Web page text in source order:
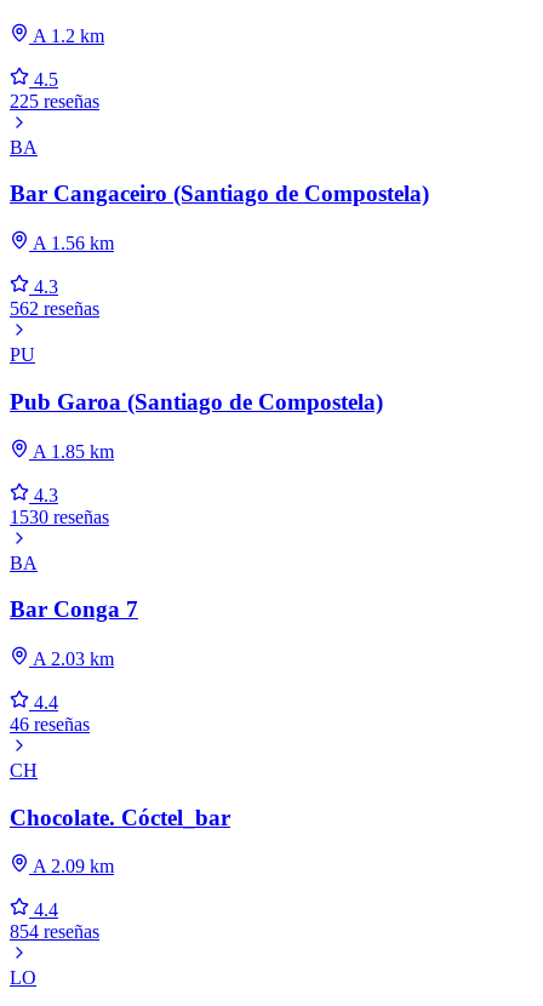
A 1.2 km
4.5
225 reseñas
BA
Bar Cangaceiro (Santiago de Compostela)
A 1.56 km
4.3
562 reseñas
PU
Pub Garoa (Santiago de Compostela)
A 1.85 km
4.3
1530 reseñas
BA
Bar Conga 7
A 2.03 km
4.4
46 reseñas
CH
Chocolate. Cóctel_bar
A 2.09 km
4.4
854 reseñas
LO